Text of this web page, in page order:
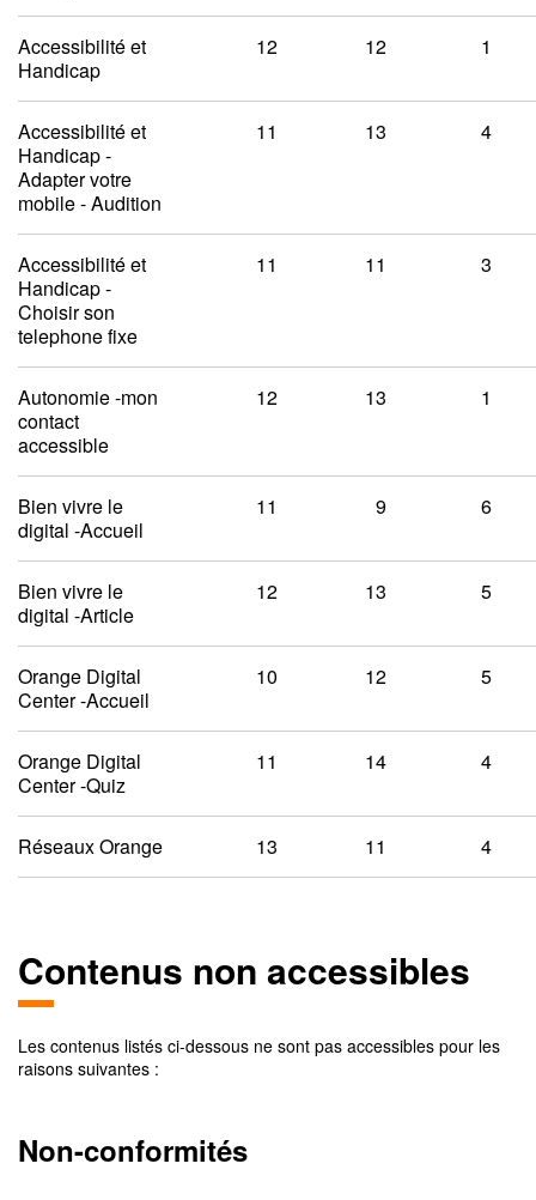
Accessibilité et
Handicap
12 12 1
Accessibilité et
Handicap -
Adapter votre
mobile - Audition
11 13 4
Accessibilité et
Handicap -
Choisir son
telephone fixe
11 11 3
Autonomie -mon
contact
accessible
12 13 1
Bien vivre le
digital -Accueil
11 9 6
Bien vivre le
digital -Article
12 13 5
Orange Digital
Center -Accueil
10 12 5
Orange Digital
Center -Quiz
11 14 4
Réseaux Orange 13 11 4
Contenus non accessibles
Les contenus listés ci-dessous ne sont pas accessibles pour les
raisons suivantes :
Non-conformités